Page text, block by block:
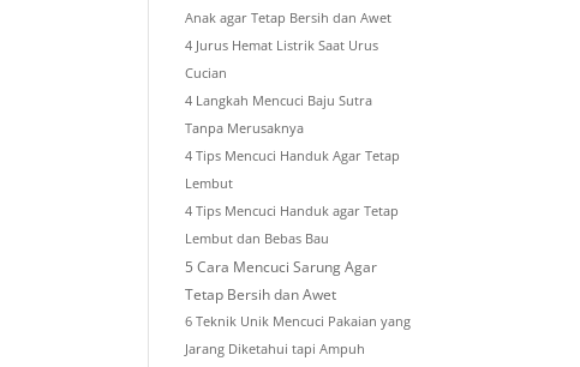
Anak agar Tetap Bersih dan Awet
4 Jurus Hemat Listrik Saat Urus
Cucian
4 Langkah Mencuci Baju Sutra
Tanpa Merusaknya
4 Tips Mencuci Handuk Agar Tetap
Lembut
4 Tips Mencuci Handuk agar Tetap
Lembut dan Bebas Bau
5 Cara Mencuci Sarung Agar
Tetap Bersih dan Awet
6 Teknik Unik Mencuci Pakaian yang
Jarang Diketahui tapi Ampuh